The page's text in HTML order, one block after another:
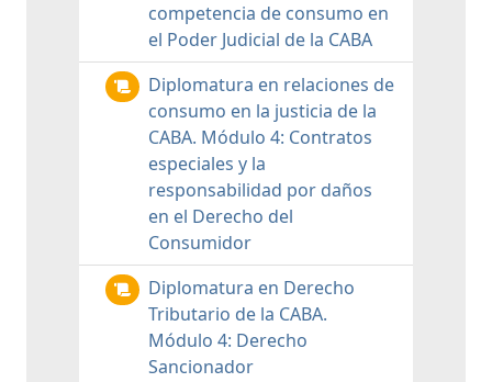
competencia de consumo en
el Poder Judicial de la CABA
Diplomatura en relaciones de
consumo en la justicia de la
CABA. Módulo 4: Contratos
especiales y la
responsabilidad por daños
en el Derecho del
Consumidor
Diplomatura en Derecho
Tributario de la CABA.
Módulo 4: Derecho
Sancionador